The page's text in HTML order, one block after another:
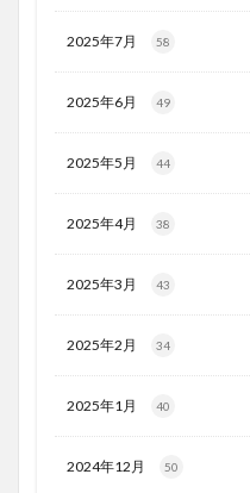
2025年7月 58
2025年6月 49
2025年5月 44
2025年4月 38
2025年3月 43
2025年2月 34
2025年1月 40
2024年12月 50